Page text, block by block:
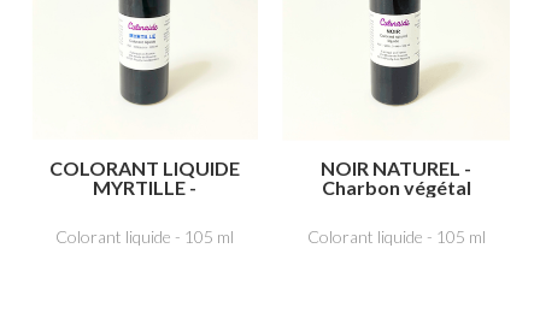
COLORANT LIQUIDE
MYRTILLE -
Indigotine, carmin
Colorant liquide - 105 ml
NOIR NATUREL -
Charbon végétal
Colorant liquide - 105 ml